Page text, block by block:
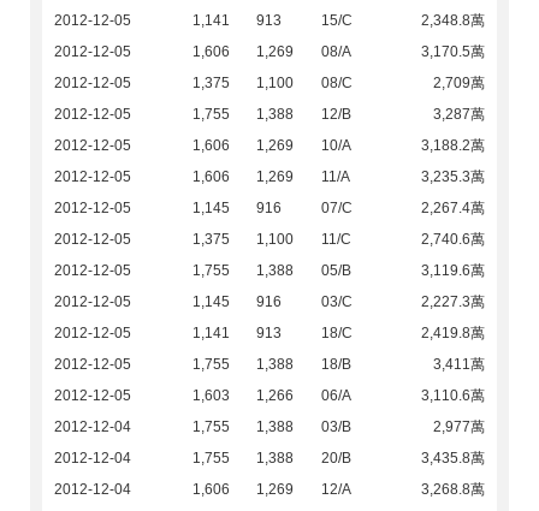
2012-12-05
1,141 913 15/C
2,348.8萬
2012-12-05
1,606 1,269 08/A
3,170.5萬
2012-12-05
1,375 1,100 08/C
2,709萬
2012-12-05
1,755 1,388 12/B
3,287萬
2012-12-05
1,606 1,269 10/A
3,188.2萬
2012-12-05
1,606 1,269 11/A
3,235.3萬
2012-12-05
1,145 916 07/C
2,267.4萬
2012-12-05
1,375 1,100 11/C
2,740.6萬
2012-12-05
1,755 1,388 05/B
3,119.6萬
2012-12-05
1,145 916 03/C
2,227.3萬
2012-12-05
1,141 913 18/C
2,419.8萬
2012-12-05
1,755 1,388 18/B
3,411萬
2012-12-05
1,603 1,266 06/A
3,110.6萬
2012-12-04
1,755 1,388 03/B
2,977萬
2012-12-04
1,755 1,388 20/B
3,435.8萬
2012-12-04
1,606 1,269 12/A
3,268.8萬